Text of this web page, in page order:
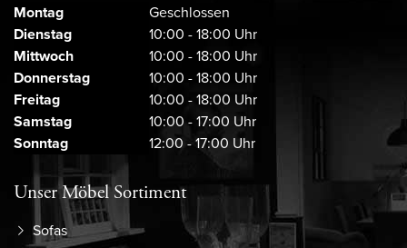
Montag
Geschlossen
Dienstag
10:00 - 18:00 Uhr
Mittwoch
10:00 - 18:00 Uhr
Donnerstag
10:00 - 18:00 Uhr
Freitag
10:00 - 18:00 Uhr
Samstag
10:00 - 17:00 Uhr
Sonntag
12:00 - 17:00 Uhr
Unser Möbel Sortiment
Sofas